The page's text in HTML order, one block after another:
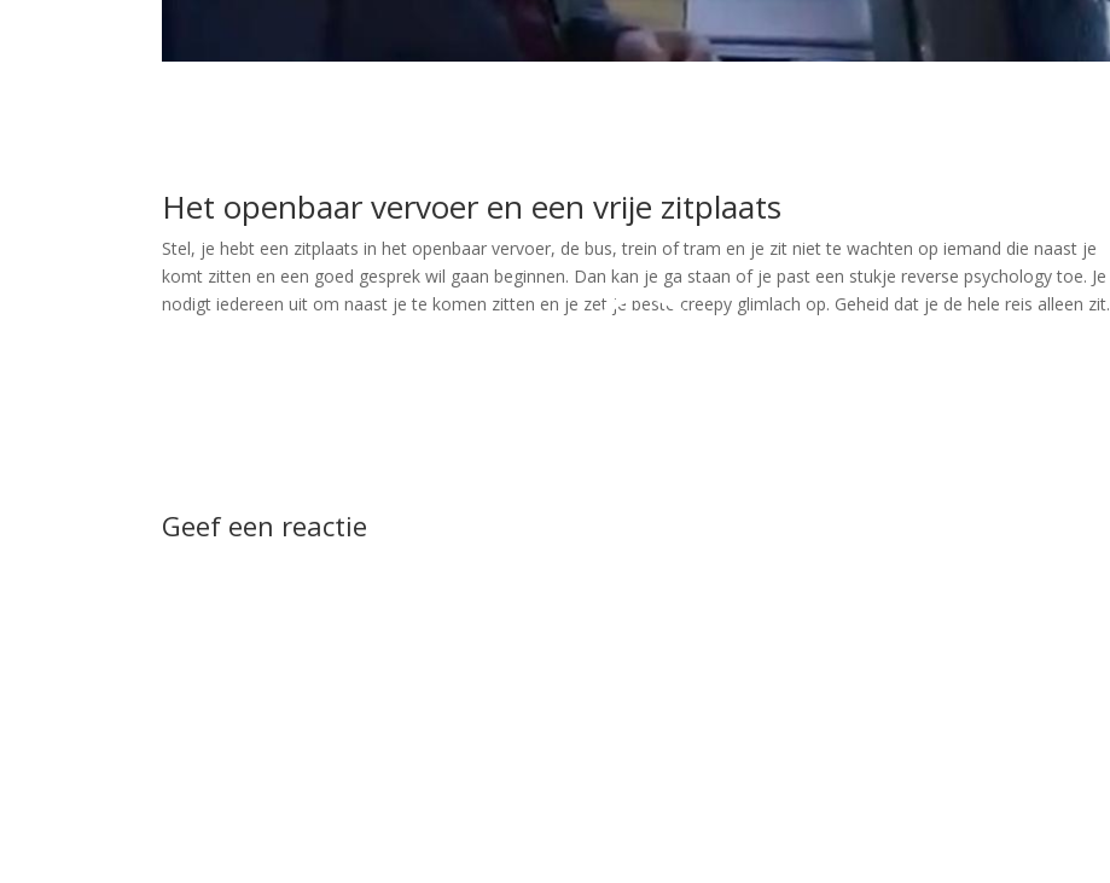
Het openbaar vervoer en een vrije zitplaats
Stel, je hebt een zitplaats in het openbaar vervoer, de bus, trein of tram en je zit niet te wachten op iemand die naast je
komt zitten en een goed gesprek wil gaan beginnen. Dan kan je ga staan of je past een stukje reverse psychology toe. Je
nodigt iedereen uit om naast je te komen zitten en je zet je beste creepy glimlach op. Geheid dat je de hele reis alleen zit.
Geef een reactie